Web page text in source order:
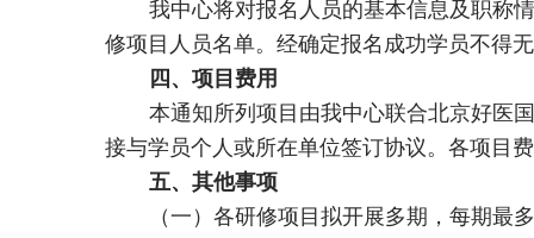
我中心将对报名人员的基本信息及职称
修项目人员名单。经确定报名成功学员不得
四、项目费用
本通知所列项目由我中心联合北京好医
接与学员个人或所在单位签订协议。各项目
五、其他事项
（一）各研修项目拟开展多期，每期最